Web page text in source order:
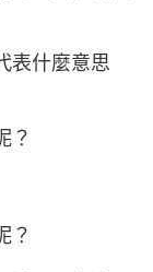
表什麼意思
？
？